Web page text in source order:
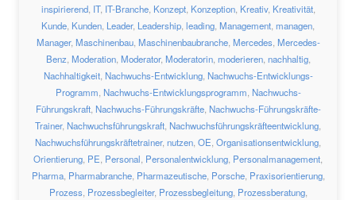
inspirierend, IT, IT-Branche, Konzept, Konzeption, Kreativ, Kreativität,
Kunde Kunden Leader, Leadership leading Management managen
Manager, Maschinenbau, Maschinenbaubranche, Mercedes, Mercedes-
Benz Moderation, Moderator, Moderatorin, moderieren, nachhaltig,
Nachhaltigkeit, Nachwuchs-Entwicklung, Nachwuchs-Entwicklungs-
Programm Nachwuchs-Entwicklungsprogramm Nachwuchs-
Führungskraft, Nachwuchs-Führungskräfte, Nachwuchs-Führungskräfte-
Trainer, Nachwuchsführungskraft Nachwuchsführungskräfteentwicklung
Nachwuchsführungskräftetrainer, nutzen OE Organisationsentwicklung
Orientierung PE Personal Personalentwicklung Personalmanagement
Pharma, Pharmabranche, Pharmazeutische, Porsche, Praxisorientierung,
Prozess, Prozessbegleiter, Prozessbegleitung, Prozessberatung,